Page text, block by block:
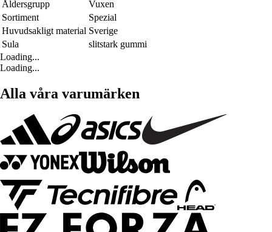
Åldersgrupp
Vuxen
Sortiment
Spezial
Huvudsakligt material Sverige
Sula
slitstark gummi
Loading...
Loading...
Alla våra varumärken